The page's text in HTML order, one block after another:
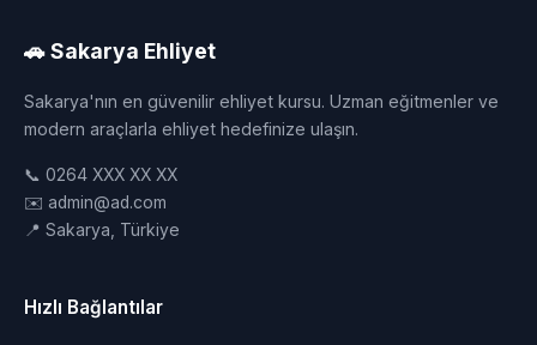
🚗 Sakarya Ehliyet
Sakarya'nın en güvenilir ehliyet kursu. Uzman eğitmenler ve
modern araçlarla ehliyet hedefinize ulaşın.
📞 0264 XXX XX XX
✉️ admin@ad.com
📍 Sakarya, Türkiye
Hızlı Bağlantılar